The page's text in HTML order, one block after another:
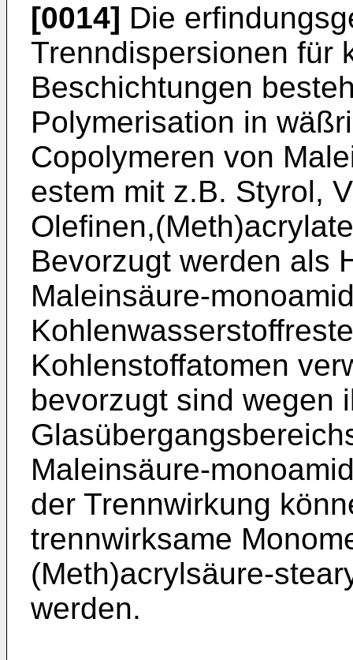
[0014] Die
Trenndispersionen für
Beschichtungen
Polymerisation in
Copolymeren von
estem mit z.B. Styrol,
Bevorzugt werden als
Maleinsäure-
Kohlenstoffatomen
bevorzugt sind wegen
Maleinsäure-
der Trennwirkung
trennwirksame
(Meth)acrylsäure-
werden.